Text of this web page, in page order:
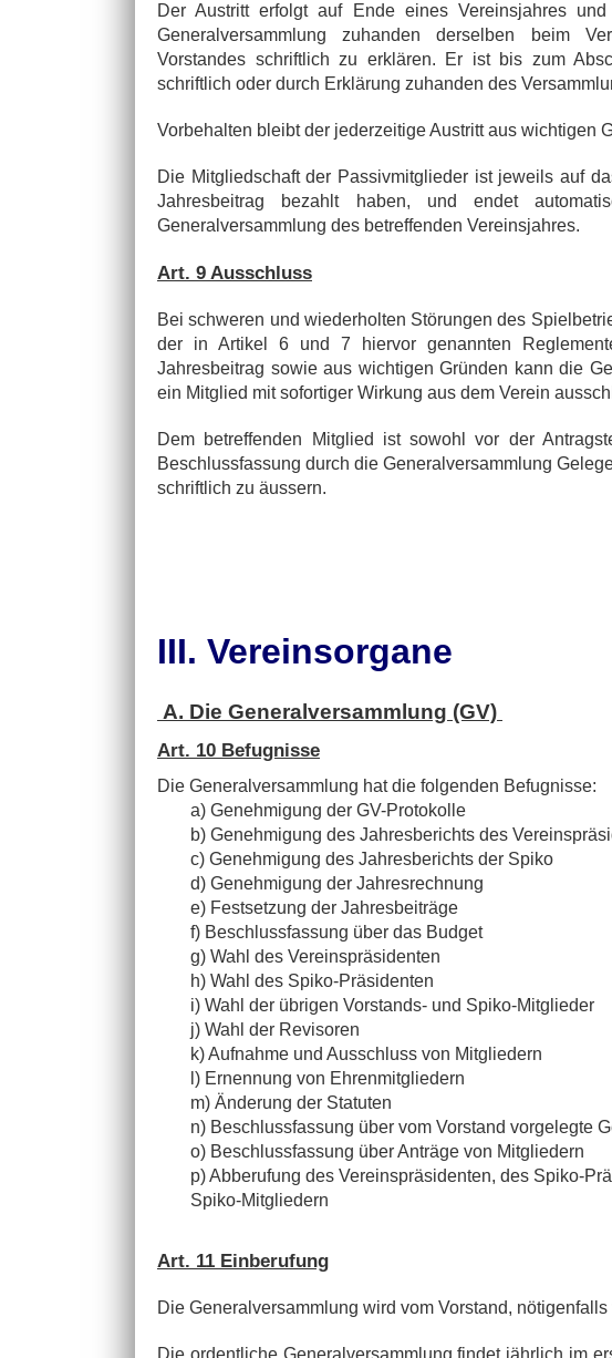
Der Austritt erfolgt auf Ende eines Vereinsjahres
Generalversammlung zuhanden derselben beim
Vorstandes schriftlich zu erklären. Er ist bis zum
schriftlich oder durch Erklärung zuhanden des
Vorbehalten bleibt der jederzeitige Austritt aus wichtigen
Die Mitgliedschaft der Passivmitglieder ist jeweils auf
Jahresbeitrag bezahlt haben, und endet
Generalversammlung des betreffenden Vereinsjahres.
Art. 9 Ausschluss
Bei schweren und wiederholten Störungen des
der in Artikel 6 und 7 hiervor genannten
Jahresbeitrag sowie aus wichtigen Gründen kann die
ein Mitglied mit sofortiger Wirkung aus dem Verein
Dem betreffenden Mitglied ist sowohl vor der
Beschlussfassung durch die Generalversammlung
schriftlich zu äussern.
III. Vereinsorgane
A. Die Generalversammlung (GV)
Art. 10 Befugnisse
Die Generalversammlung hat die folgenden Befugnisse:
a) Genehmigung der GV-Protokolle
b) Genehmigung des Jahresberichts des
c) Genehmigung des Jahresberichts der Spiko
d) Genehmigung der Jahresrechnung
e) Festsetzung der Jahresbeiträge
f) Beschlussfassung über das Budget
g) Wahl des Vereinspräsidenten
h) Wahl des Spiko-Präsidenten
i) Wahl der übrigen Vorstands- und Spiko-Mitglieder
j) Wahl der Revisoren
k) Aufnahme und Ausschluss von Mitgliedern
l) Ernennung von Ehrenmitgliedern
m) Änderung der Statuten
n) Beschlussfassung über vom Vorstand vorgelegte
o) Beschlussfassung über Anträge von Mitgliedern
p) Abberufung des Vereinspräsidenten, des Spiko-
Spiko-Mitgliedern
Art. 11 Einberufung
Die Generalversammlung wird vom Vorstand,
Die ordentliche Generalversammlung findet jährlich im